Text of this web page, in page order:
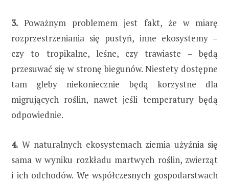
3. Poważnym problemem jest fakt, że w miarę
rozprzestrzeniania się pustyń, inne ekosystemy –
czy to tropikalne, leśne, czy trawiaste – będą
przesuwać się w stronę biegunów. Niestety dostępne
tam gleby niekoniecznie będą korzystne dla
migrujących roślin, nawet jeśli temperatury będą
odpowiednie.
4. W naturalnych ekosystemach ziemia użyźnia się
sama w wyniku rozkładu martwych roślin, zwierząt
i ich odchodów. We współczesnych gospodarstwach